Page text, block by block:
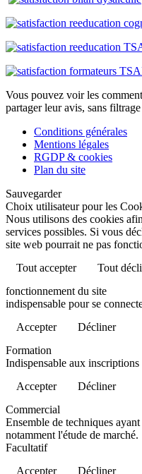
Vous pouvez voir les
partager leur avis, sans
Conditions générales
Mentions légales
RGDP & cookies
Plan du site
Sauvegarder
Choix utilisateur pour les
Nous utilisons des cookies
services possibles. Si vous
site web pourrait ne pas
Tout accepter
Tout
fonctionnement du site
indispensable pour se
Accepter
Décliner
Formation
Indispensable aux inscriptions
Accepter
Décliner
Commercial
Ensemble de techniques
notamment l'étude de marché.
Facultatif
Accepter
Décliner